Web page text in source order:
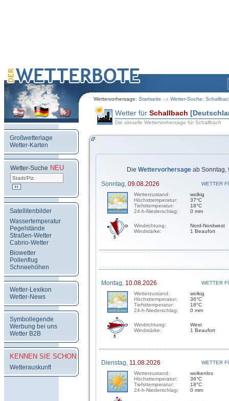
Wettervorhersage: Startseite Wetter-Suche:
Großwetterlage
Wetter-Karten
Wetter-Suche NEU
Satellitenbilder
Wassertemperatur
Pegelstände
Straßen-Wetter
Cabrio-Wetter
Biowetter
Pollenflug
Schneehöhen
Wetter-Lexikon
Wetter-News
Symbollegende
Werbung bei uns
Wetter B2B
KENNEN SIE SCHON:
Wetterauskunft
Wetter für Schallbach
Die aktuelle Wettervorhersage für Schallbach
Die Wettervorhersage ab Sonntag,
Sonntag, 09.08.2026
WETTER
Wetterzustand:
Höchsttemperatur:
Tiefsttemperatur:
24-h-Niederschlag:
wolkig
37°C
18°C
0 mm
Windrichtung:
Windstärke:
Nord-Nordwest
1 Beaufort
Montag, 10.08.2026
WETTER
Wetterzustand:
Höchsttemperatur:
Tiefsttemperatur:
24-h-Niederschlag:
wolkig
36°C
18°C
0 mm
Windrichtung:
Windstärke:
West
1 Beaufort
Dienstag, 11.08.2026
WETTER
Wetterzustand:
Höchsttemperatur:
Tiefsttemperatur:
24-h-Niederschlag:
wolkenlos
36°C
18°C
0 mm